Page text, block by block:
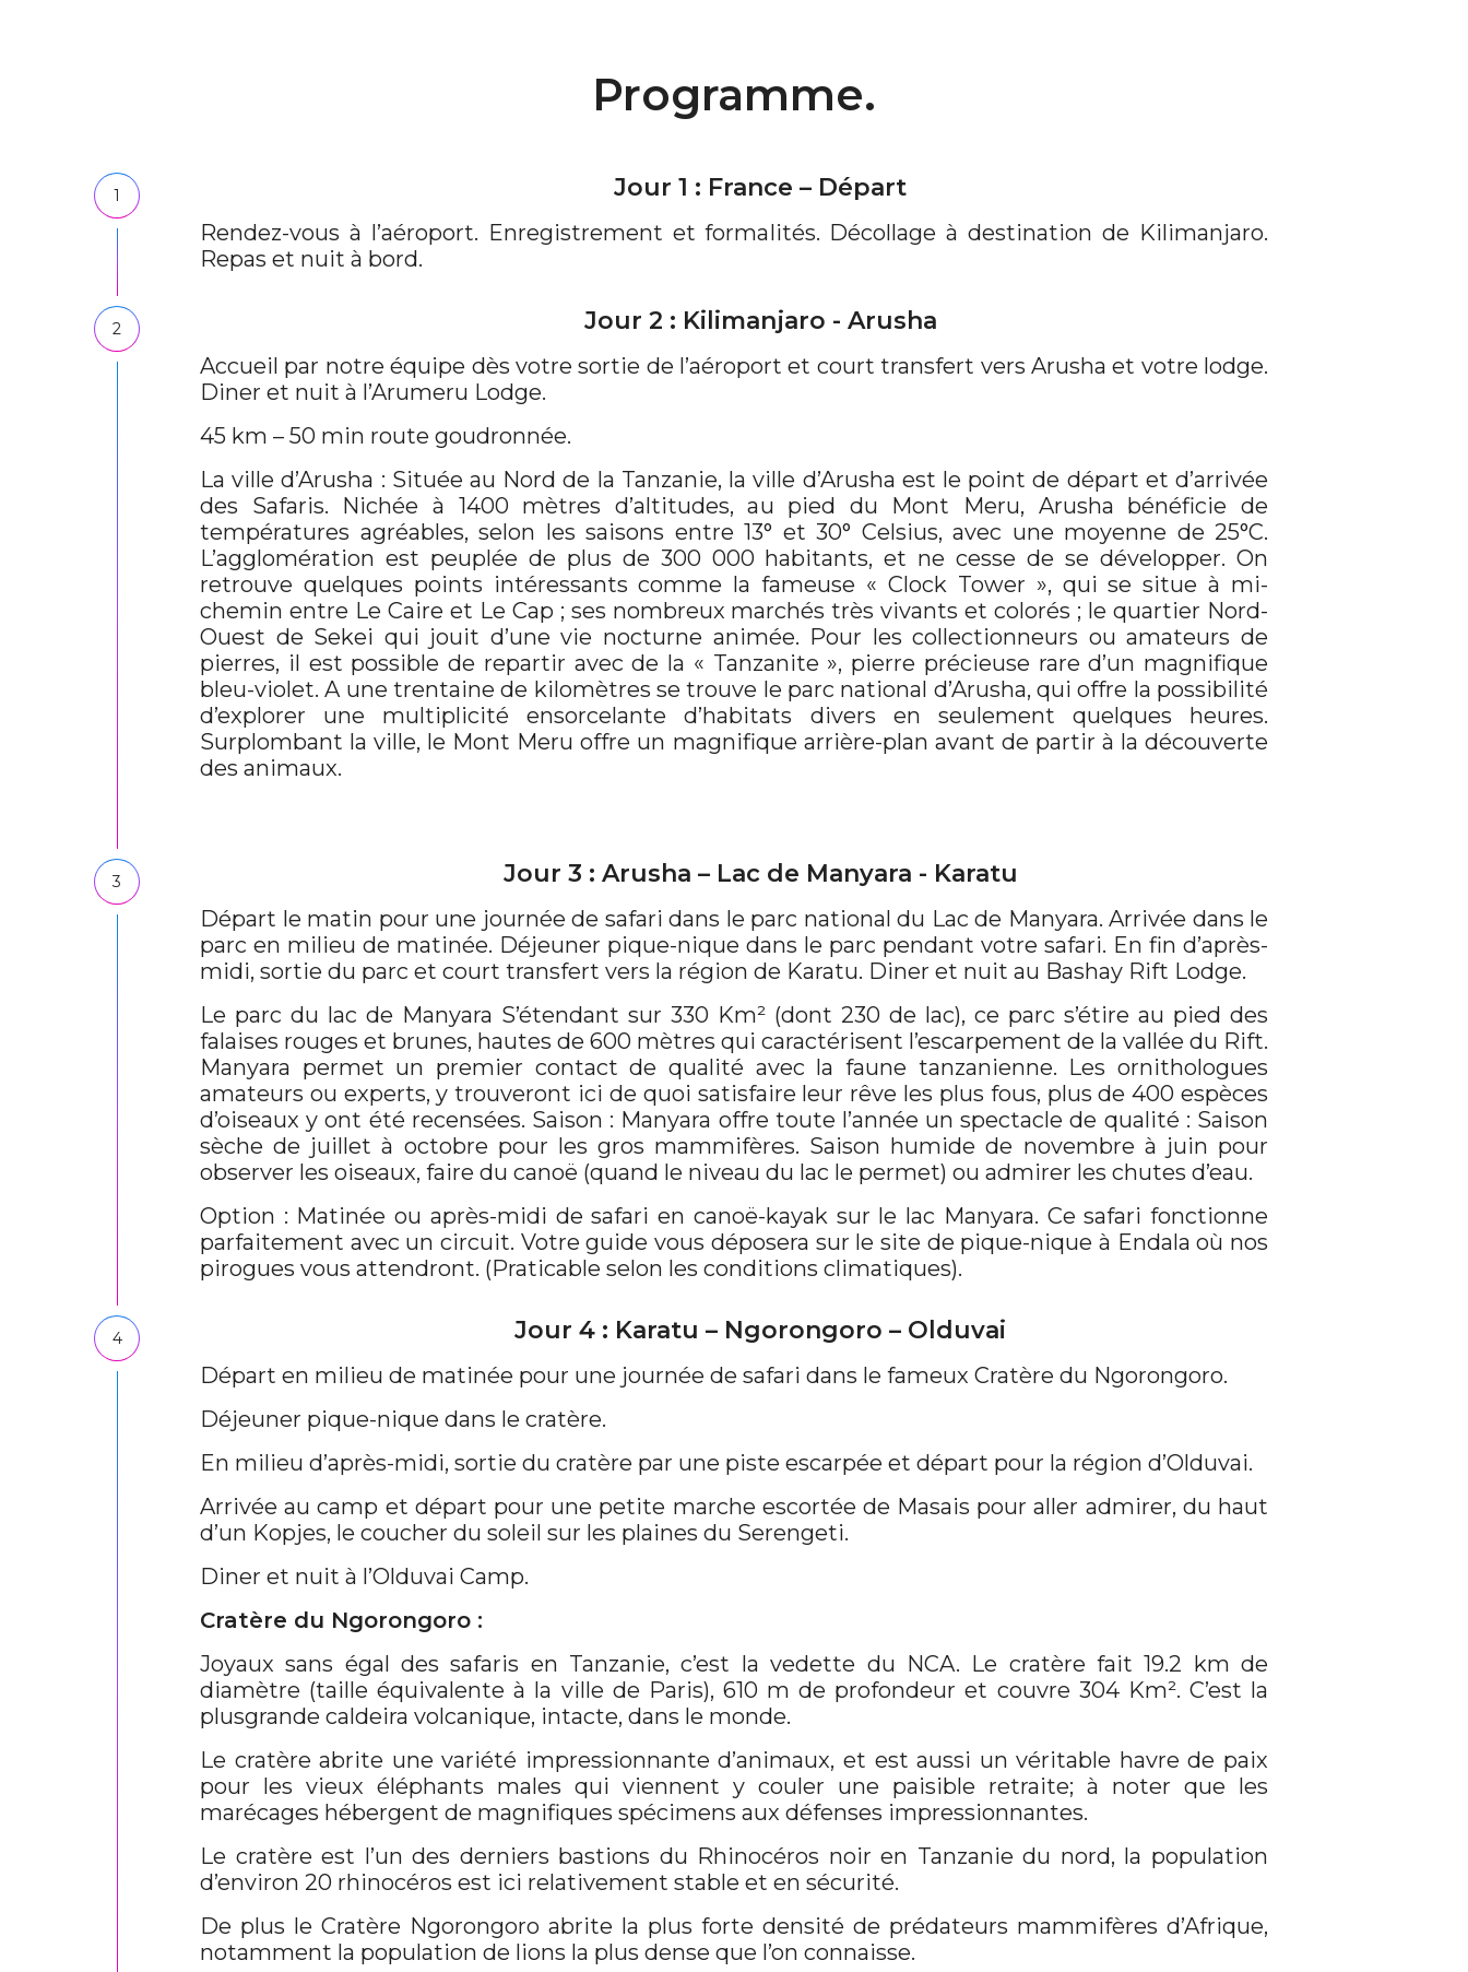
Programme.
1 Jour 1 : France – Départ
Rendez-vous à l’aéroport. Enregistrement et formalités. Décollage à destination de Kilimanjaro.
Repas et nuit à bord.
2 Jour 2 : Kilimanjaro - Arusha
Accueil par notre équipe dès votre sortie de l’aéroport et court transfert vers Arusha et votre lodge.
Diner et nuit à l’Arumeru Lodge.
45 km – 50 min route goudronnée.
La ville d’Arusha : Située au Nord de la Tanzanie, la ville d’Arusha est le point de départ et d’arrivée
des Safaris. Nichée à 1400 mètres d’altitudes, au pied du Mont Meru, Arusha bénéficie de
températures agréables, selon les saisons entre 13° et 30° Celsius, avec une moyenne de 25°C.
L’agglomération est peuplée de plus de 300 000 habitants, et ne cesse de se développer. On
retrouve quelques points intéressants comme la fameuse « Clock Tower », qui se situe à mi-
chemin entre Le Caire et Le Cap ; ses nombreux marchés très vivants et colorés ; le quartier Nord-
Ouest de Sekei qui jouit d’une vie nocturne animée. Pour les collectionneurs ou amateurs de
pierres, il est possible de repartir avec de la « Tanzanite », pierre précieuse rare d’un magnifique
bleu-violet. A une trentaine de kilomètres se trouve le parc national d’Arusha, qui offre la possibilité
d’explorer une multiplicité ensorcelante d’habitats divers en seulement quelques heures.
Surplombant la ville, le Mont Meru offre un magnifique arrière-plan avant de partir à la découverte
des animaux.
3 Jour 3 : Arusha – Lac de Manyara - Karatu
Départ le matin pour une journée de safari dans le parc national du Lac de Manyara. Arrivée dans le
parc en milieu de matinée. Déjeuner pique-nique dans le parc pendant votre safari. En fin d’après-
midi, sortie du parc et court transfert vers la région de Karatu. Diner et nuit au Bashay Rift Lodge.
Le parc du lac de Manyara S’étendant sur 330 Km² (dont 230 de lac), ce parc s’étire au pied des
falaises rouges et brunes, hautes de 600 mètres qui caractérisent l’escarpement de la vallée du Rift.
Manyara permet un premier contact de qualité avec la faune tanzanienne. Les ornithologues
amateurs ou experts, y trouveront ici de quoi satisfaire leur rêve les plus fous, plus de 400 espèces
d’oiseaux y ont été recensées. Saison : Manyara offre toute l’année un spectacle de qualité : Saison
sèche de juillet à octobre pour les gros mammifères. Saison humide de novembre à juin pour
observer les oiseaux, faire du canoë (quand le niveau du lac le permet) ou admirer les chutes d’eau.
Option : Matinée ou après-midi de safari en canoë-kayak sur le lac Manyara. Ce safari fonctionne
parfaitement avec un circuit. Votre guide vous déposera sur le site de pique-nique à Endala où nos
pirogues vous attendront. (Praticable selon les conditions climatiques).
4 Jour 4 : Karatu – Ngorongoro – Olduvai
Départ en milieu de matinée pour une journée de safari dans le fameux Cratère du Ngorongoro.
Déjeuner pique-nique dans le cratère.
En milieu d’après-midi, sortie du cratère par une piste escarpée et départ pour la région d’Olduvai.
Arrivée au camp et départ pour une petite marche escortée de Masais pour aller admirer, du haut
d’un Kopjes, le coucher du soleil sur les plaines du Serengeti.
Diner et nuit à l’Olduvai Camp.
Cratère du Ngorongoro :
Joyaux sans égal des safaris en Tanzanie, c’est la vedette du NCA. Le cratère fait 19.2 km de
diamètre (taille équivalente à la ville de Paris), 610 m de profondeur et couvre 304 Km². C’est la
plusgrande caldeira volcanique, intacte, dans le monde.
Le cratère abrite une variété impressionnante d’animaux, et est aussi un véritable havre de paix
pour les vieux éléphants males qui viennent y couler une paisible retraite; à noter que les
marécages hébergent de magnifiques spécimens aux défenses impressionnantes.
Le cratère est l’un des derniers bastions du Rhinocéros noir en Tanzanie du nord, la population
d’environ 20 rhinocéros est ici relativement stable et en sécurité.
De plus le Cratère Ngorongoro abrite la plus forte densité de prédateurs mammifères d’Afrique,
notamment la population de lions la plus dense que l’on connaisse.